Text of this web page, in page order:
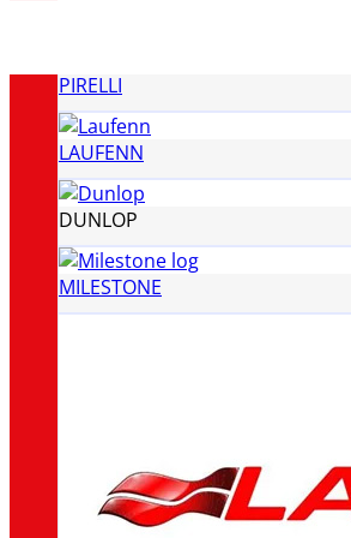
PIRELLI
LAUFENN
DUNLOP
MILESTONE